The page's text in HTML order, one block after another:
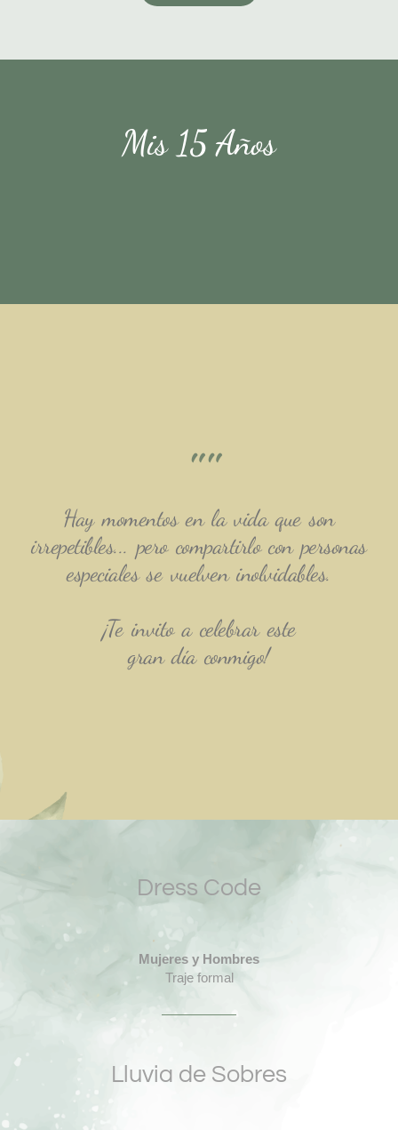
Mis 15 Años
""
Hay momentos en la vida que son
irrepetibles... pero compartirlo con personas
especiales se vuelven inolvidables.
¡Te invito a celebrar este
gran día conmigo!
Dress Code
Mujeres y Hombres
Traje formal
Lluvia de Sobres